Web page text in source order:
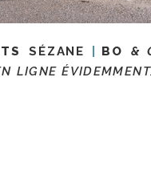
SÉZANE BO &
LIGNE